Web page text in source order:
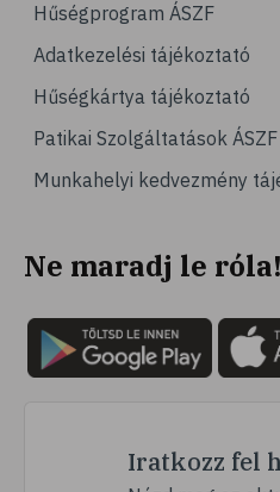
# vérnyomásmérés
# kardiológia
# kardiovaszkuláris
# szív- és érrendszer
# vérnyomás
# mozgás
# pszichológia
# hátfájás
# vérnyomáscsökkentés
Hűségprogram ÁSZF
Adatkezelési tájékoztató
Hűségkártya tájékoztató
Patikai Szolgáltatások ÁSZF
Munkahelyi kedvezmény
Ne maradj le róla!
Iratkozz fel